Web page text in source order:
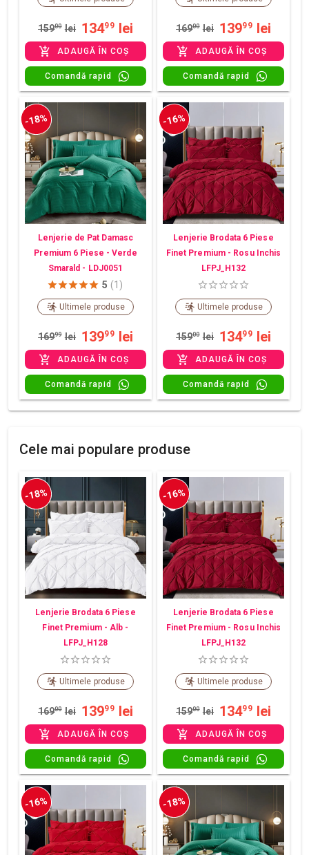
15900 lei 13499 lei
ADAUGĂ ÎN COȘ
Comandă rapid
16900 lei 13999 lei
ADAUGĂ ÎN COȘ
Comandă rapid
-18%
Lenjerie de Pat Damasc
Premium 6 Piese - Verde
Smarald - LDJ0051
5 (1)
Ultimele produse
16999 lei 13999 lei
ADAUGĂ ÎN COȘ
Comandă rapid
-16%
Lenjerie Brodata 6 Piese
Finet Premium - Rosu Inchis
LFPJ_H132
Ultimele produse
15900 lei 13499 lei
ADAUGĂ ÎN COȘ
Comandă rapid
Cele mai populare produse
-18%
Lenjerie Brodata 6 Piese
Finet Premium - Alb -
LFPJ_H128
Ultimele produse
16900 lei 13999 lei
ADAUGĂ ÎN COȘ
Comandă rapid
-16%
Lenjerie Brodata 6 Piese
Finet Premium - Rosu Inchis
LFPJ_H132
Ultimele produse
15900 lei 13499 lei
ADAUGĂ ÎN COȘ
Comandă rapid
-16% -18%